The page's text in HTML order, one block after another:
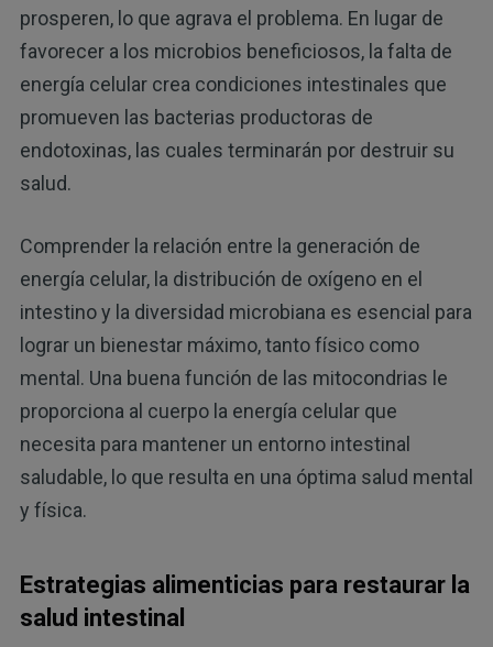
prosperen, lo que agrava el problema. En lugar de
favorecer a los microbios beneficiosos, la falta de
energía celular crea condiciones intestinales que
promueven las bacterias productoras de
endotoxinas, las cuales terminarán por destruir su
salud.
Comprender la relación entre la generación de
energía celular, la distribución de oxígeno en el
intestino y la diversidad microbiana es esencial para
lograr un bienestar máximo, tanto físico como
mental. Una buena función de las mitocondrias le
proporciona al cuerpo la energía celular que
necesita para mantener un entorno intestinal
saludable, lo que resulta en una óptima salud mental
y física.
Estrategias alimenticias para restaurar la
salud intestinal